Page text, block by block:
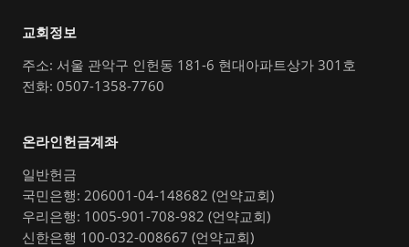
교회정보
주소: 서울 관악구 인헌동 181-6 현대아파트상가 301호
전화: 0507-1358-7760
온라인헌금계좌
일반헌금
국민은행: 206001-04-148682 (언약교회)
우리은행: 1005-901-708-982 (언약교회)
신한은행 100-032-008667 (언약교회)